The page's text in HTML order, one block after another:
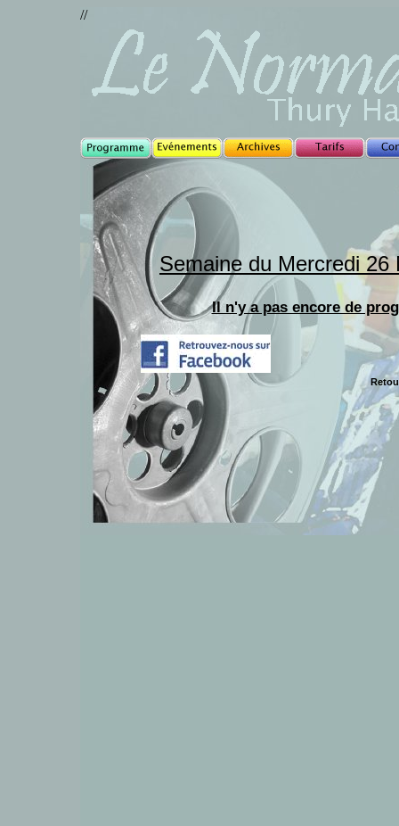
//
Semaine du Mercredi
Il n'y a pas encore de